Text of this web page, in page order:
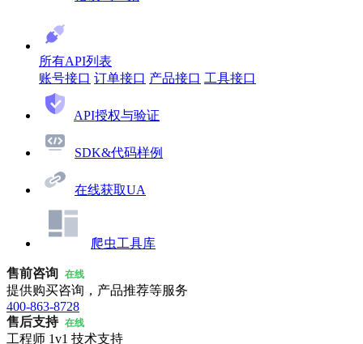
所有API列表
账号接口 订单接口 产品接口 工具接口
API授权与验证
SDK&代码样例
在线获取UA
爬虫工具库
售前咨询 在线
提供购买咨询，产品推荐等服务
400-863-8728
售后支持 在线
工程师 1v1 技术支持